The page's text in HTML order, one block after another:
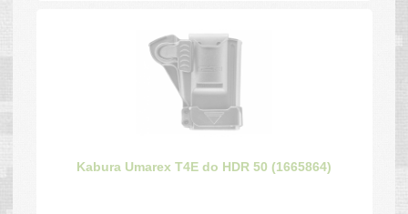
Kabura Umarex T4E do HDR 50 (1665864)